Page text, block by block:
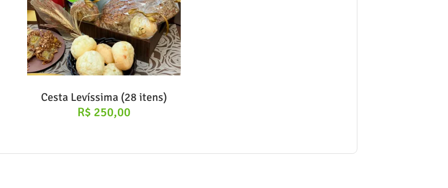
Cesta Levíssima (28 itens)
R$ 250,00